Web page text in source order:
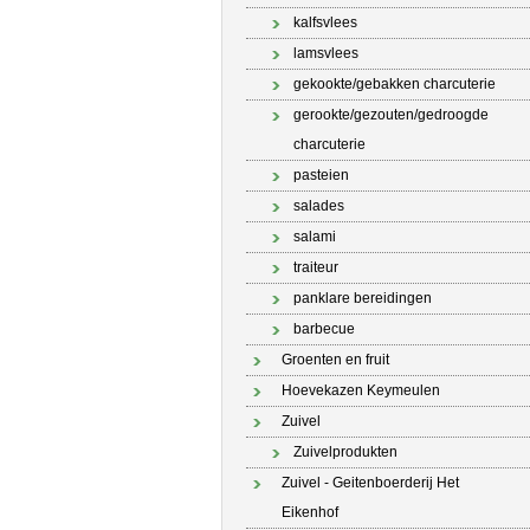
kalfsvlees
lamsvlees
gekookte/gebakken charcuterie
gerookte/gezouten/gedroogde
charcuterie
pasteien
salades
salami
traiteur
panklare bereidingen
barbecue
Groenten en fruit
Hoevekazen Keymeulen
Zuivel
Zuivelprodukten
Zuivel - Geitenboerderij Het
Eikenhof